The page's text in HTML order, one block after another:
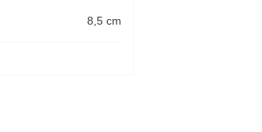
8,5 cm